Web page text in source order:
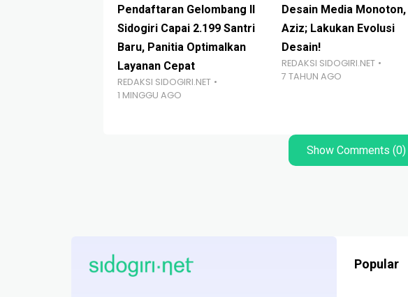
Pendaftaran Gelombang II
Sidogiri Capai 2.199 Santri
Baru, Panitia Optimalkan
Layanan Cepat
REDAKSI SIDOGIRI.NET
1 MINGGU AGO
Desain Media Monoton, Ust.
Aziz; Lakukan Evolusi
Desain!
REDAKSI SIDOGIRI.NET
7 TAHUN AGO
Show Comments (0)
Popular